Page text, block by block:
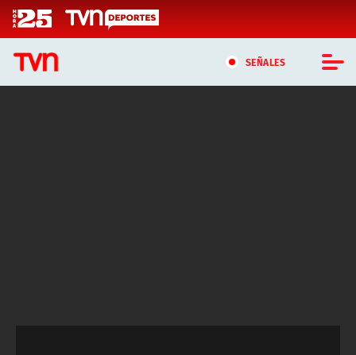
Click acá para ir directamente al contenido
SEÑALES